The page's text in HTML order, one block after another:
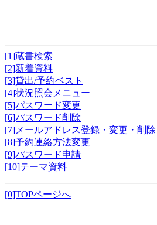
[1]蔵書検索
[2]新着資料
[3]貸出/予約ベスト
[4]状況照会メニュー
[5]パスワード変更
[6]パスワード削除
[7]メールアドレス登録・変更・削除
[8]予約連絡方法変更
[9]パスワード申請
[10]テーマ資料
[0]TOPページへ